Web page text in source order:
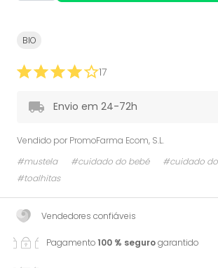
BIO
17
Envio em 24-72h
Vendido por PromoFarma Ecom, S.L.
#mustela
#cuidado do bebé
#cuidado
#toalhitas
Vendedores confiáveis
Pagamento100 % segurogarantido